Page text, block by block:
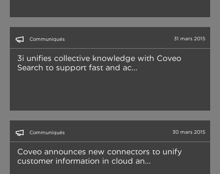
Communiqués 31 mars 2015
3i unifies collective knowledge with Coveo
Search to support fast and ac...
Communiqués 30 mars 2015
Coveo announces new connectors to unify
customer information in cloud an...